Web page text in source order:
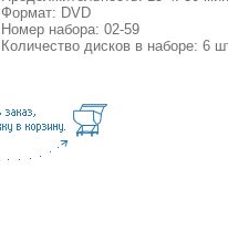
Формат: DVD
Номер набора: 02-59
Количество дисков в наборе: 6